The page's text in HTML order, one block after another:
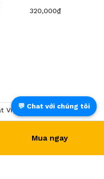
320,000₫
💬 Chat với chúng tôi
Việt Tín. Powered by
Mua ngay